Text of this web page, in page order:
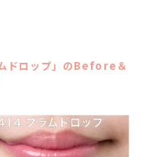
ドロップ」のBefore＆